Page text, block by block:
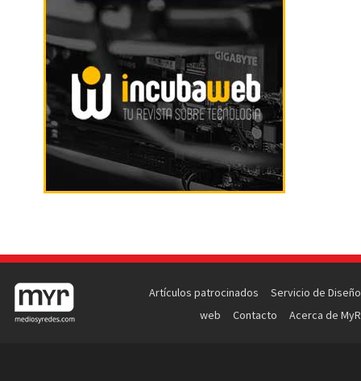
Artículos patrocinados
Servicio de Diseño
web
Contacto Acerca de MyR